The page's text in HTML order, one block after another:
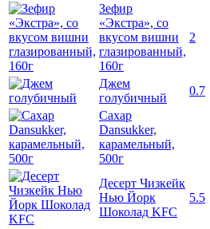
Зефир
«Экстра», со
вкусом вишни
глазированный,
160г
2
Джем
голубичный
0.7
Сахар
Dansukker,
карамельный,
500г
Десерт Чизкейк
Нью Йорк
Шоколад KFC
5.5